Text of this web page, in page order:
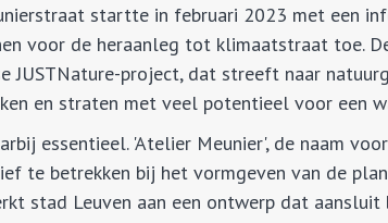
startte in februari 2023 met een
voor de heraanleg tot klimaatstraat toe.
JUSTNature-project, dat streeft naar
en straten met veel potentieel voor een
essentieel. 'Atelier Meunier', de naam
te betrekken bij het vormgeven van de
stad Leuven aan een ontwerp dat aansluit